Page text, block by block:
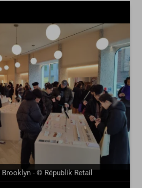
- © Républik Retail
suivant